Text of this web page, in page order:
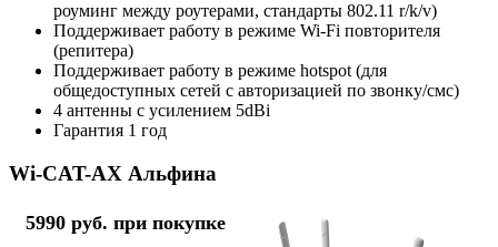
роуминг между роутерами, стандарты 802.11 r/k/v)
Поддерживает работу в режиме Wi-Fi повторителя
(репитера)
Поддерживает работу в режиме hotspot (для
общедоступных сетей с авторизацией по звонку/смс)
4 антенны с усилением 5dBi
Гарантия 1 год
Wi-CAT-AX Альфина
5990 руб. при покупке